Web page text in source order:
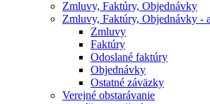
Zmluvy, Faktúry, Objednávky
Zmluvy, Faktúry, Objednávky -
Zmluvy
Faktúry
Odoslané faktúry
Objednávky
Ostatné záväzky
Verejné obstarávanie